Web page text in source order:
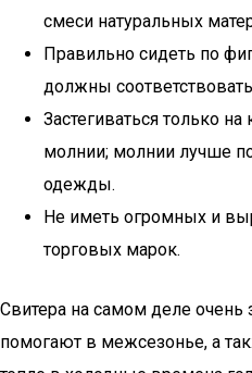
смеси натуральных
Правильно сидеть по
должны
Застегиваться только
молнии; молнии лучше
одежды.
Не иметь огромных и
торговых марок.
Свитера на самом деле очень
помогают в межсезонье, а